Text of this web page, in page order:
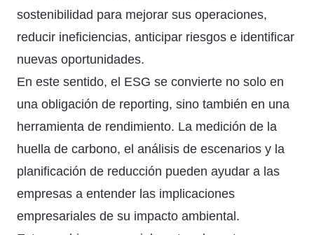
sostenibilidad para mejorar sus operaciones,
reducir ineficiencias, anticipar riesgos e identificar
nuevas oportunidades.
En este sentido, el ESG se convierte no solo en
una obligación de reporting, sino también en una
herramienta de rendimiento. La medición de la
huella de carbono, el análisis de escenarios y la
planificación de reducción pueden ayudar a las
empresas a entender las implicaciones
empresariales de su impacto ambiental.